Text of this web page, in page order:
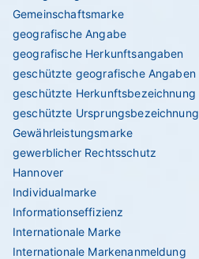
Gemeinschaftsmarke
geografische Angabe
geografische Herkunftsangaben
geschützte geografische Angaben
geschützte Herkunftsbezeichnung
geschützte Ursprungsbezeichnung
Gewährleistungsmarke
gewerblicher Rechtsschutz
Hannover
Individualmarke
Informationseffizienz
Internationale Marke
Internationale Markenanmeldung